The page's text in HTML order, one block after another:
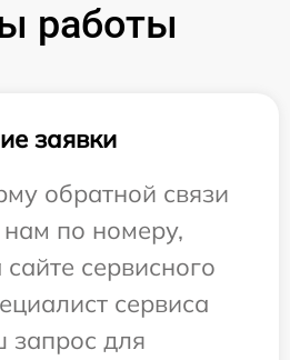
работы
заявки
обратной связи
по номеру,
сервисного
сервиса
запрос для